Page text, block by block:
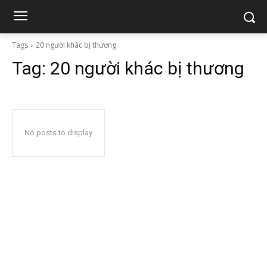
Tags 20 người khác bị thương
Tag: 20 người khác bị thương
No posts to display